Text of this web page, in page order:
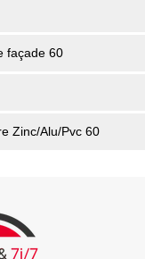
façade 60
Zinc/Alu/Pvc 60